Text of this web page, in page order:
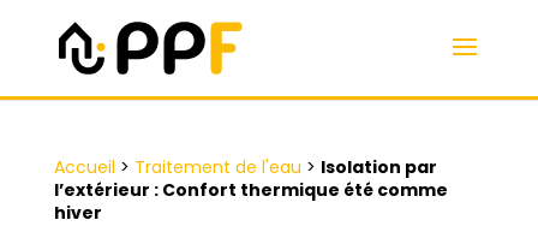
Accueil > Traitement de l'eau > Isolation par
l’extérieur : Confort thermique été comme
hiver